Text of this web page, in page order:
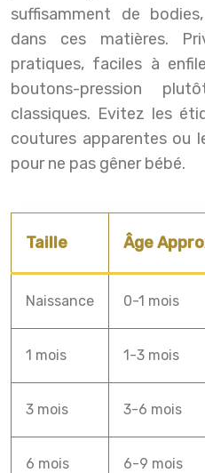
suffisamment de
dans ces matières.
pratiques, faciles à
boutons-pression
classiques. Evitez les
coutures apparentes ou
pour ne pas gêner bébé.
Taille Âge
Naissance 0-1 mois
1 mois 1-3 mois
3 mois 3-6 mois
6 mois 6-9 mois